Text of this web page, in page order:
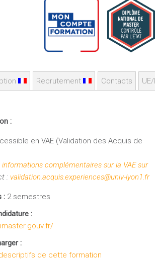
Physique)
Biochimie)
des Procédés - Département composante)
composante)
et
Recrutement Contacts
:
en VAE (Validation des Acquis de
informations complémentaires sur la VAE sur
: validation.acquis.experiences@univ-lyon1.fr
: 2 semestres
:
:
de cette formation